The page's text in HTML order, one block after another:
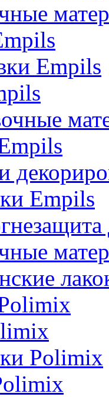
Empils
Empils
Polimix